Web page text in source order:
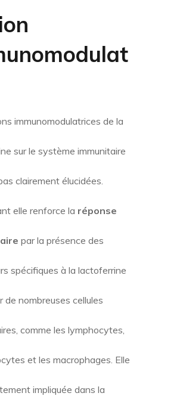
immunomodulatrices de la
sur le système immunitaire
clairement élucidées.
elle renforce la réponse
par la présence des
spécifiques à la lactoferrine
de nombreuses cellules
comme les lymphocytes,
et les macrophages. Elle
impliquée dans la